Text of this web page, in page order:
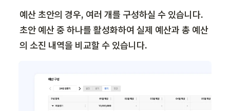
예산 초안의 경우, 여러 개를 구성하실 수 있습니다.
초안 예산 중 하나를 활성화하여 실제 예산과 총 예산
의 소진 내역을 비교할 수 있습니다.